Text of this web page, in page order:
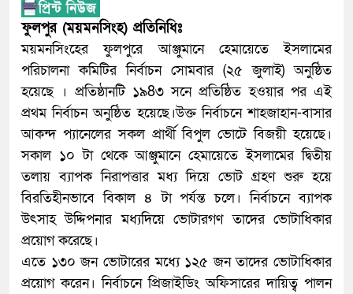
ফুলপুর (ময়মনসিংহ) প্রতিনিধিঃ
ময়মনসিংহের ফুলপুরে আঞ্জুমানে হেমায়েতে ইসলামের
পরিচালনা কমিটির নির্বাচন সোমবার (২৫ জুলাই) অনুষ্ঠিত
হয়েছে । প্রতিষ্ঠানটি ১৯8৩ সনে প্রতিষ্ঠিত হওয়ার পর এই
প্রথম নির্বাচন অনুষ্ঠিত হয়েছে।উক্ত নির্বাচনে শাহজাহান-বাসার
আকন্দ প্যানেলের সকল প্রার্থী বিপুল ভোটে বিজয়ী হয়েছে।
সকাল ১০ টা থেকে আঞ্জুমানে হেমায়েতে ইসলামের দ্বিতীয়
তলায় ব্যাপক নিরাপত্তার মধ্য দিয়ে ভোট গ্রহণ শুরু হয়ে
বিরতিহীনভাবে বিকাল ৪ টা পর্যন্ত চলে। নির্বাচনে ব্যাপক
উৎসাহ উদ্দিপনার মধ্যদিয়ে ভোটারগণ তাদের ভোটাধিকার
প্রয়োগ করেছে।
এতে ১৩০ জন ভোটারের মধ্যে ১২৫ জন তাদের ভোটাধিকার
প্রয়োগ করেন। নির্বাচনে প্রিজাইডিং অফিসারের দায়িত্ব পালন